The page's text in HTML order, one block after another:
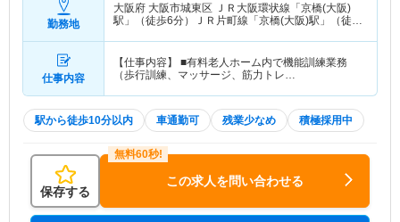
勤務地
大阪府 大阪市城東区
ＪＲ大阪環状線「京橋(大阪)
駅」（徒歩6分）ＪＲ片町線「京橋(大阪)駅」（徒歩
仕事内容
【仕事内容】 ■有料老人ホーム内で機能訓練業務
（歩行訓練、マッサージ、筋力トレ…
駅から徒歩10分以内 車通勤可 残業少なめ 積極採用中
保存する
この求人を問い合わせる